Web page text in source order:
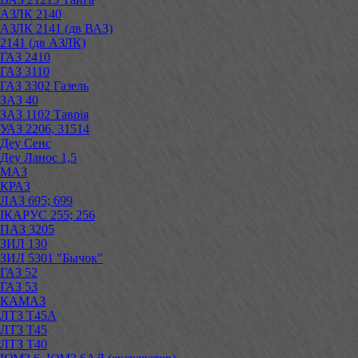
АЗЛК 2140
АЗЛК 2141 (дв ВАЗ)
2141 (дв АЗЛК)
ГАЗ 2410
ГАЗ 3110
ГАЗ 3302 Газель
ЗАЗ 40
ЗАЗ 1102 Таврія
УАЗ 2206, 31514
Деу Сенс
Деу Ланос 1,5
МАЗ
КРАЗ
ЛАЗ 695; 699
ІКАРУС 255; 256
ПАЗ 3205
ЗИЛ 130
ЗИЛ 5301 "Бычок"
ГАЗ 52
ГАЗ 53
КАМАЗ
ЛТЗ Т45А
ЛТЗ Т45
ЛТЗ Т40